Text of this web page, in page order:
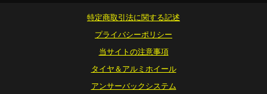
特定商取引法に関する記述
プライバシーポリシー
当サイトの注意事項
タイヤ＆アルミホイール
アンサーバックシステム